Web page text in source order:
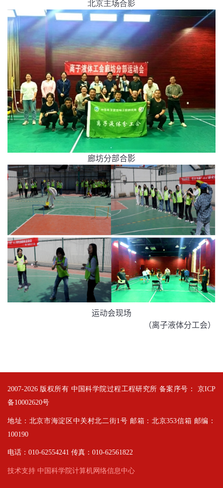
北京主场合影
廊坊分部合影
运动会现场
（离子液体分工会）
2007-2026 版权所有 中国科学院过程工程研究所 备案序号： 京ICP
备10002620号
地址：北京市海淀区中关村北二街1号 邮箱：北京353信箱 邮编：
100190
电话：010-62554241 传真：010-62561822
技术支持 中国科学院计算机网络信息中心